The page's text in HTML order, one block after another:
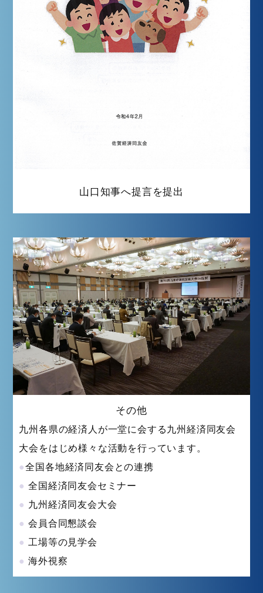
山口知事へ提言を提出
その他
九州各県の経済人が一堂に会する九州経済同友会
大会をはじめ様々な活動を行っています。
全 国各地経済同友会との連携
全国経済同友会セミナー
九州経済同友会大会
会員合同懇談会
工場等の見学会
海外視察